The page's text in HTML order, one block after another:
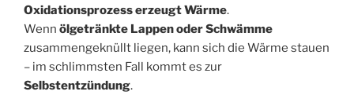
Oxidationsprozess erzeugt Wärme.
Wenn ölgetränkte Lappen oder Schwämme
zusammengeknüllt liegen, kann sich die Wärme stauen
– im schlimmsten Fall kommt es zur
Selbstentzündung.